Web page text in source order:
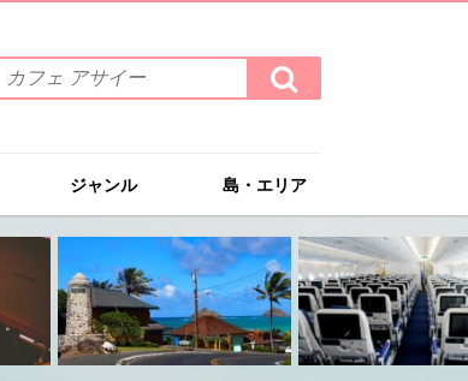
検
索
す
ジャンル 島・エリア